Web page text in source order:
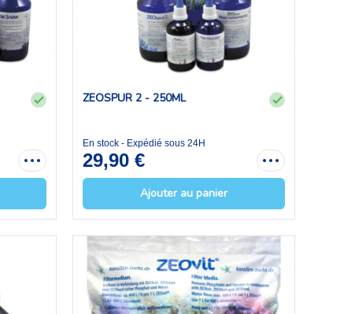
ZEOSPUR 2 - 250ML
En stock - Expédié sous 24H
29,90 €
Ajouter au panier